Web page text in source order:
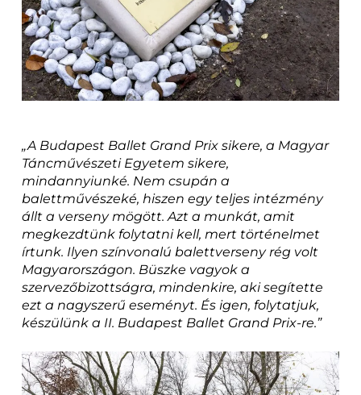
„A Budapest Ballet Grand Prix sikere, a Magyar
Táncművészeti Egyetem sikere,
mindannyiunké. Nem csupán a
balettművészeké, hiszen egy teljes intézmény
állt a verseny mögött. Azt a munkát, amit
megkezdtünk folytatni kell, mert történelmet
írtunk. Ilyen színvonalú balettverseny rég volt
Magyarországon. Büszke vagyok a
szervezőbizottságra, mindenkire, aki segítette
ezt a nagyszerű eseményt. És igen, folytatjuk,
készülünk a II. Budapest Ballet Grand Prix-re.”